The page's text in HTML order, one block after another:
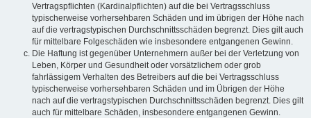
Vertragspflichten (Kardinalpflichten) auf die bei Vertragsschluss
typischerweise vorhersehbaren Schäden und im übrigen der Höhe nach
auf die vertragstypischen Durchschnittsschäden begrenzt. Dies gilt auch
für mittelbare Folgeschäden wie insbesondere entgangenen Gewinn.
Die Haftung ist gegenüber Unternehmern außer bei der Verletzung von
Leben, Körper und Gesundheit oder vorsätzlichem oder grob
fahrlässigem Verhalten des Betreibers auf die bei Vertragsschluss
typischerweise vorhersehbaren Schäden und im Übrigen der Höhe
nach auf die vertragstypischen Durchschnittsschäden begrenzt. Dies gilt
auch für mittelbare Schäden, insbesondere entgangenen Gewinn.